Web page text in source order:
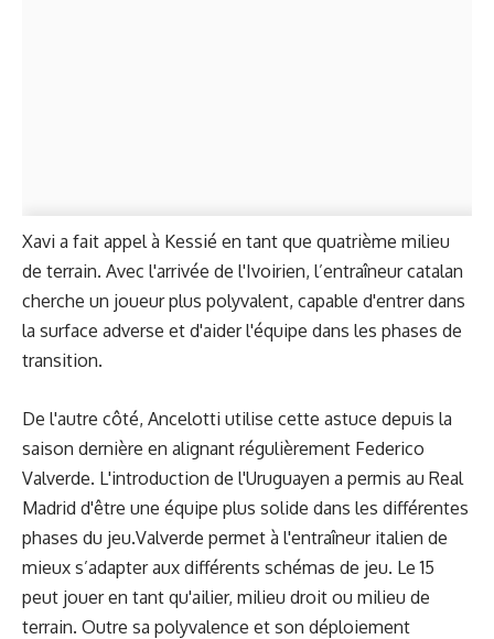
Xavi a fait appel à Kessié en tant que quatrième milieu
de terrain. Avec l'arrivée de l'Ivoirien, l’entraîneur catalan
cherche un joueur plus polyvalent, capable d'entrer dans
la surface adverse et d'aider l'équipe dans les phases de
transition.
De l'autre côté, Ancelotti utilise cette astuce depuis la
saison dernière en alignant régulièrement Federico
Valverde. L'introduction de l'Uruguayen a permis au Real
Madrid d'être une équipe plus solide dans les différentes
phases du jeu.Valverde permet à l'entraîneur italien de
mieux s’adapter aux différents schémas de jeu. Le 15
peut jouer en tant qu'ailier, milieu droit ou milieu de
terrain. Outre sa polyvalence et son déploiement